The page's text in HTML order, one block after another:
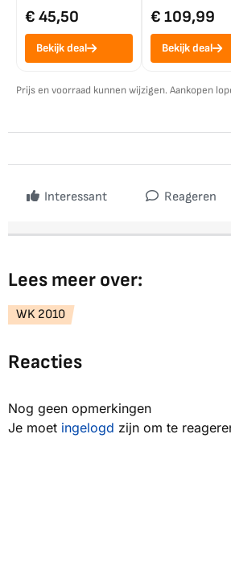
€ 45,50
Bekijk deal
€ 109,99
Bekijk deal
Prijs en voorraad kunnen wijzigen. Aankopen
Interessant Reageren
Lees meer over:
WK 2010
Reacties
Nog geen opmerkingen
Je moet ingelogd zijn om te